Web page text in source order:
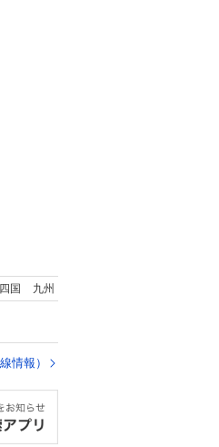
四国 九州
情報）